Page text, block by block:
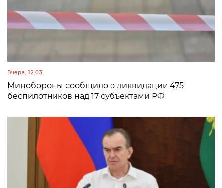
Вчера, 12:03
Минобороны сообщило о ликвидации 475
беспилотников над 17 субъектами РФ